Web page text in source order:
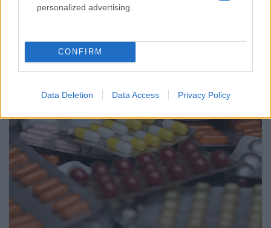
personalized advertising.
CONFIRM
Data Deletion Data Access Privacy Policy
08:4620.01.24
χρόνια